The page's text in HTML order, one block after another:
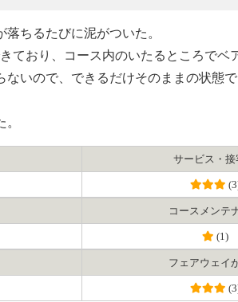
ちるたびに泥がついた。
ており、コース内のいたるところでベ
ないので、できるだけそのままの状態
サービス・接
コース メンテ
(1)
フェアウェイ